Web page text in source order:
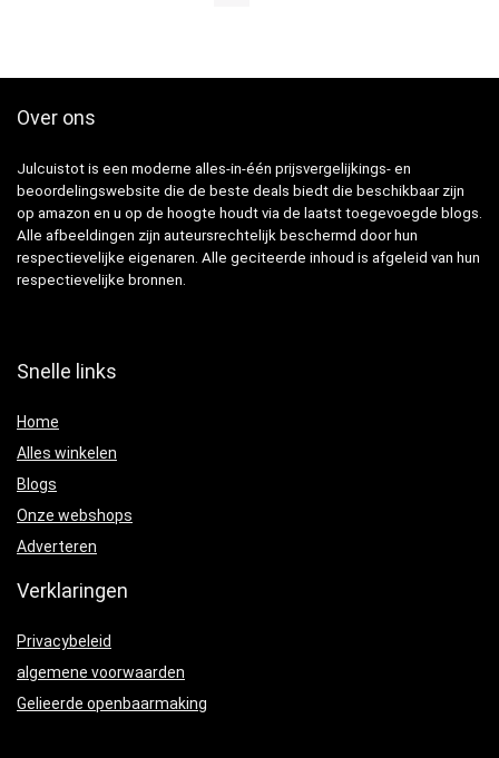
Over ons
Julcuistot is een moderne alles-in-één prijsvergelijkings- en
beoordelingswebsite die de beste deals biedt die beschikbaar zijn
op amazon en u op de hoogte houdt via de laatst toegevoegde blogs.
Alle afbeeldingen zijn auteursrechtelijk beschermd door hun
respectievelijke eigenaren. Alle geciteerde inhoud is afgeleid van hun
respectievelijke bronnen.
Snelle links
Home
Alles winkelen
Blogs
Onze webshops
Adverteren
Verklaringen
Privacybeleid
algemene voorwaarden
Gelieerde openbaarmaking